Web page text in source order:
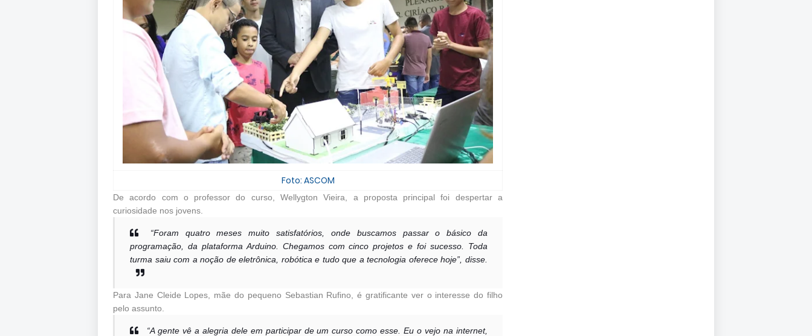
Foto: ASCOM
De acordo com o professor do curso, Wellygton Vieira, a proposta principal foi despertar a
curiosidade nos jovens.
“Foram quatro meses muito satisfatórios, onde buscamos passar o básico da
programação, da plataforma Arduino. Chegamos com cinco projetos e foi sucesso. Toda
turma saiu com a noção de eletrônica, robótica e tudo que a tecnologia oferece hoje”, disse.
Para Jane Cleide Lopes, mãe do pequeno Sebastian Rufino, é gratificante ver o interesse do filho
pelo assunto.
“A gente vê a alegria dele em participar de um curso como esse. Eu o vejo na internet,